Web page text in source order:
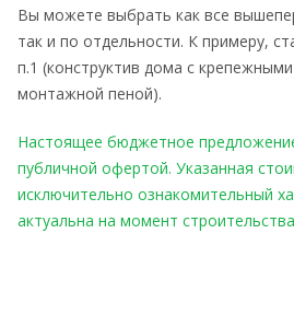
Вы можете выбрать как все
так и по отдельности. К примеру,
п.1 (конструктив дома с
монтажной пеной).
Настоящее бюджетное
публичной офертой. Указанная
исключительно ознакомительный
актуальна на момент